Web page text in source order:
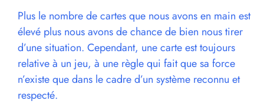
Plus le nombre de cartes que nous avons en main est
élevé plus nous avons de chance de bien nous tirer
d’une situation. Cependant, une carte est toujours
relative à un jeu, à une règle qui fait que sa force
n’existe que dans le cadre d’un système reconnu et
respecté.